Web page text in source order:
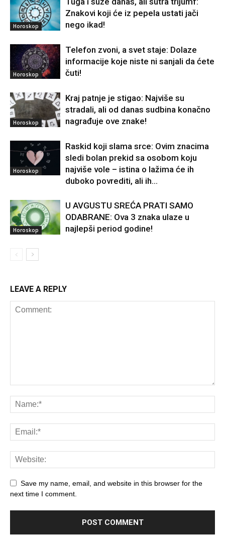
Horoskop
Znakovi koji će iz pepela ustati jači
nego ikad!
Horoskop
Telefon zvoni, a svet staje: Dolaze
informacije koje niste ni sanjali da ćete
čuti!
Horoskop
Kraj patnje je stigao: Najviše su
stradali, ali od danas sudbina konačno
nagrađuje ove znake!
Horoskop
Raskid koji slama srce: Ovim znacima
sledi bolan prekid sa osobom koju
najviše vole – istina o lažima će ih
duboko povrediti, ali ih...
Horoskop
U AVGUSTU SREĆA PRATI SAMO
ODABRANE: Ova 3 znaka ulaze u
najlepši period godine!
LEAVE A REPLY
Save my name, email, and website in this browser for the
next time I comment.